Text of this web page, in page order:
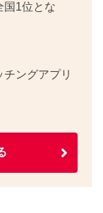
国1位とな
ングアプリ